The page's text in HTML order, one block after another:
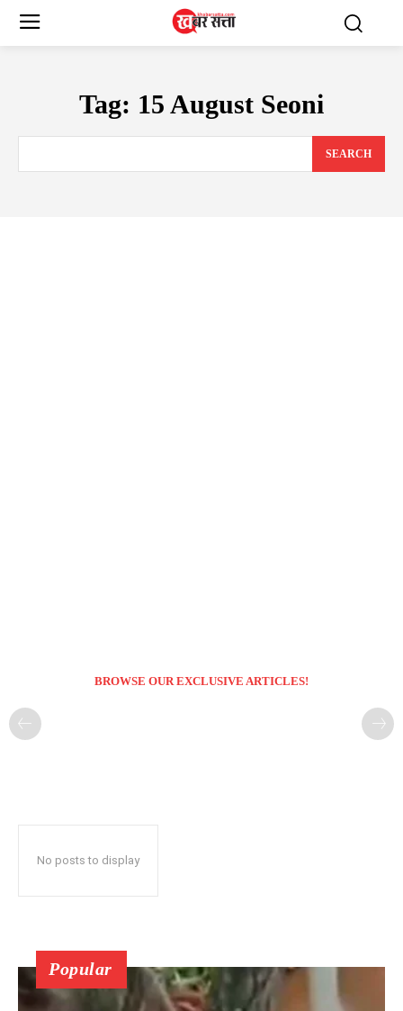
Tag: 15 August Seoni
SEARCH
BROWSE OUR EXCLUSIVE ARTICLES!
No posts to display
Popular